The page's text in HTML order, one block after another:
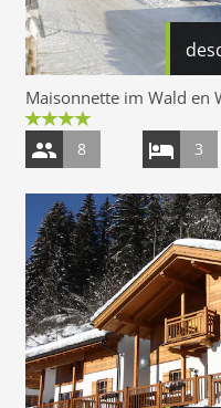
Maisonnette im Wald en
8 3